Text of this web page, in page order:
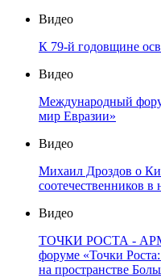
Видео
К 79-й годовщине
Видео
Международный
мир Евразии»
Видео
Михаил Дроздов о
соотечественников
Видео
ТОЧКИ РОСТА -
форуме «Точки
на пространстве